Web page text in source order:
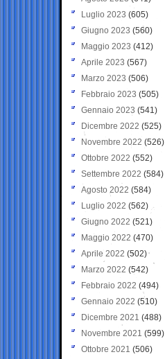
Luglio 2023 (605)
Giugno 2023 (560)
Maggio 2023 (412)
Aprile 2023 (567)
Marzo 2023 (506)
Febbraio 2023 (505)
Gennaio 2023 (541)
Dicembre 2022 (525)
Novembre 2022 (526)
Ottobre 2022 (552)
Settembre 2022 (584)
Agosto 2022 (584)
Luglio 2022 (562)
Giugno 2022 (521)
Maggio 2022 (470)
Aprile 2022 (502)
Marzo 2022 (542)
Febbraio 2022 (494)
Gennaio 2022 (510)
Dicembre 2021 (488)
Novembre 2021 (599)
Ottobre 2021 (506)